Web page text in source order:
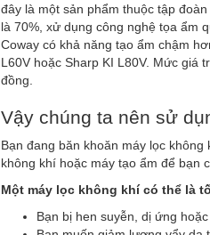
đây là một sản phẩm thuộc tập
là 70%, xử dụng công nghệ tọa ẩm
Coway có khả năng tạo ẩm chậm
L60V hoặc Sharp KI L80V. Mức giá
đồng.
Vậy chúng ta nên sử
Bạn đang băn khoăn máy lọc
không khí hoặc máy tạo ẩm để bạn
Một máy lọc không khí có thể là
Bạn bị hen suyễn, dị ứng